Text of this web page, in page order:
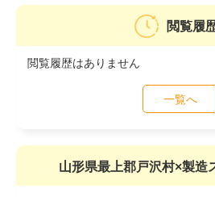
閲覧履
閲覧履歴はありません
一覧へ
山形県最上郡戸沢村×製造